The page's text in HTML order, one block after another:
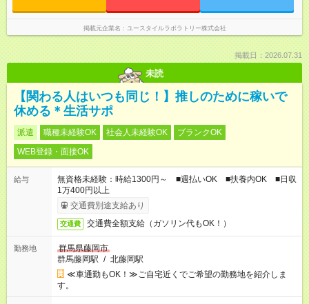
掲載元企業名 ユースタイルラボラトリー株式会社
掲載日：2026.07.31
未読
【関わる人はいつも同じ！】推しのために稼いで
休める＊生活サポ
派遣 職種未経験OK 社会人未経験OK
ブランクOK
WEB登録・面接OK
給与
無資格未経験：時給1300円～ ■週払いOK ■扶養内OK ■日収
1万400円以上
交通費別途支給あり
交通費 交通費全額支給（ガソリン代もOK！）
勤務地
群馬県藤岡市
群馬藤岡駅 / 北藤岡駅
≪車通勤もOK！≫ご自宅近くでご希望の勤務地を紹介しま
す。